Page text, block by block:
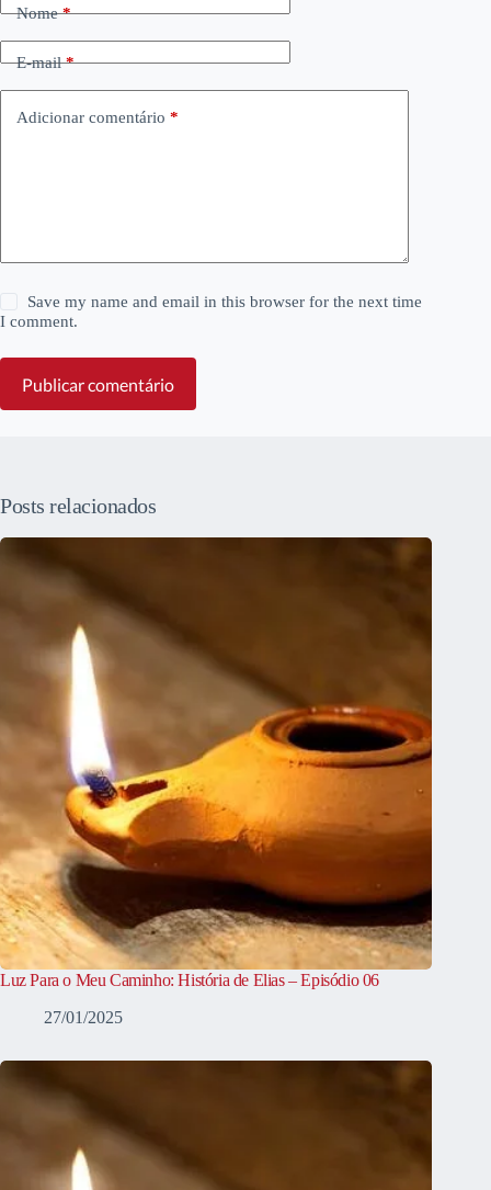
Nome*
E-mail*
Adicionar comentário *
Save my name and email in this browser for the next time
I comment.
Publicar comentário
Posts relacionados
Luz Para o Meu Caminho: História de Elias – Episódio 06
27/01/2025